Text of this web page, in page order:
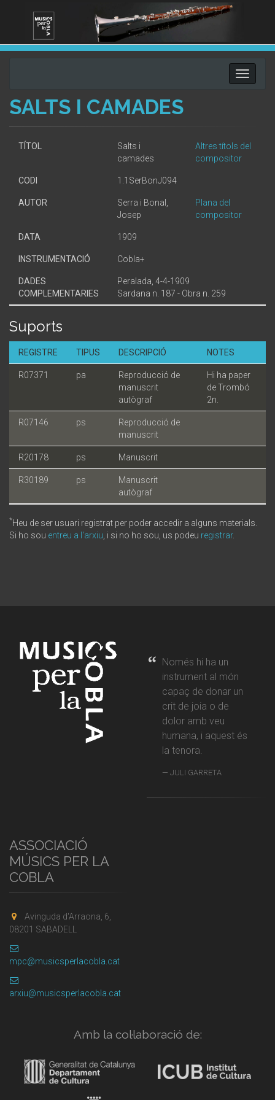
Toggle
SALTS I CAMADES
TÍTOL
Salts i
camades
Altres títols del
compositor
CODI 1.1SerBonJ094
AUTOR
Serra i Bonal,
Josep
Plana del
compositor
DATA 1909
INSTRUMENTACIÓ Cobla+
DADES
COMPLEMENTARIES
Peralada, 4-4-1909
Sardana n. 187 - Obra n. 259
Suports
REGISTRE TIPUS DESCRIPCIÓ NOTES
R07371 pa
Reproducció de
manuscrit
autògraf
Hi ha paper
de Trombó
2n.
R07146 ps
Reproducció de
manuscrit
R20178 ps Manuscrit
R30189 ps
Manuscrit
autògraf
*Heu de ser usuari registrat per poder accedir a alguns materials.
Si ho sou entreu a l'arxiu , i si no ho sou, us podeu registrar.
Només hi ha un
instrument al món
capaç de donar un
crit de joia o de
dolor amb veu
humana, i aquest és
la tenora.
JULI GARRETA
ASSOCIACIÓ
MÚSICS PER LA
COBLA
Avinguda d'Arraona, 6,
08201 SABADELL
mpc@musicsperlacobla.cat
arxiu@musicsperlacobla.cat
Amb la col·laboració de: